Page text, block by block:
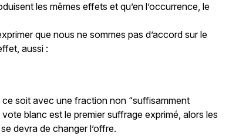
les mêmes effets et qu’en l’occurrence, le
que nous ne sommes pas d’accord sur le
aussi :
soit avec une fraction non “suffisamment
blanc est le premier suffrage exprimé, alors les
devra de changer l’offre.